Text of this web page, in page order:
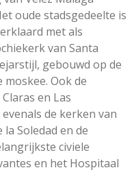
oude stadsgedeelte is
met als
van Santa
gebouwd op de
Ook de
en Las
de kerken van
la Soledad en de
civiele
en het Hospitaal